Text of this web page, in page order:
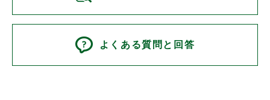
よくある質問と回答